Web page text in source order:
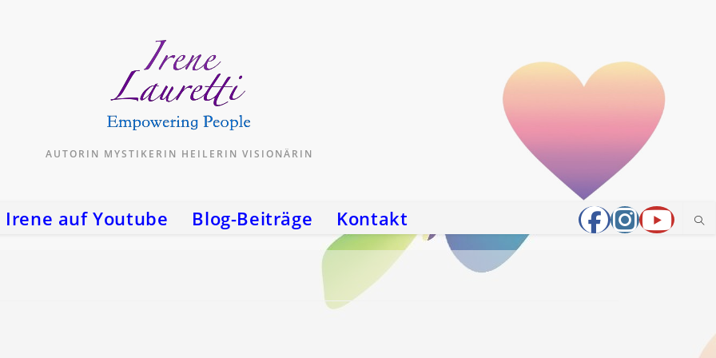
AUTORIN MYSTIKERIN HEILERIN VISIONÄRIN
Irene auf Youtube Blog-Beiträge Kontakt